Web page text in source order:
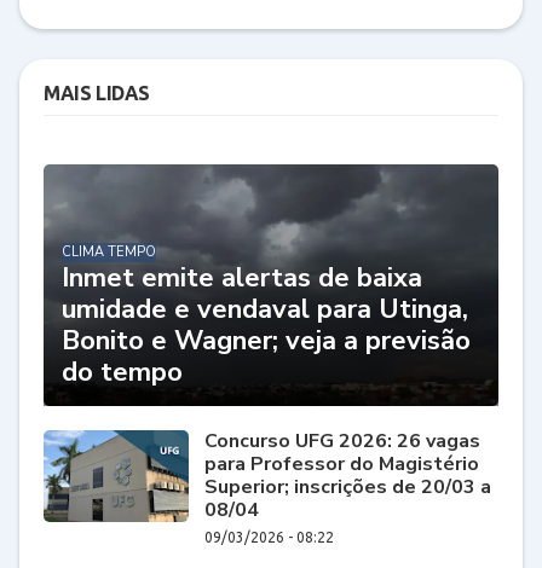
MAIS LIDAS
CLIMA TEMPO
Inmet emite alertas de baixa
umidade e vendaval para Utinga,
Bonito e Wagner; veja a previsão
do tempo
Concurso UFG 2026: 26 vagas
para Professor do Magistério
Superior; inscrições de 20/03 a
08/04
09/03/2026 - 08:22